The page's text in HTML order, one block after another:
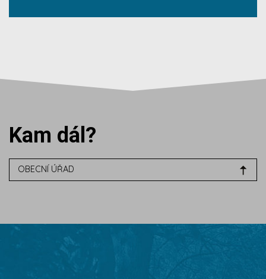
Kam dál?
OBECNÍ ÚŘAD